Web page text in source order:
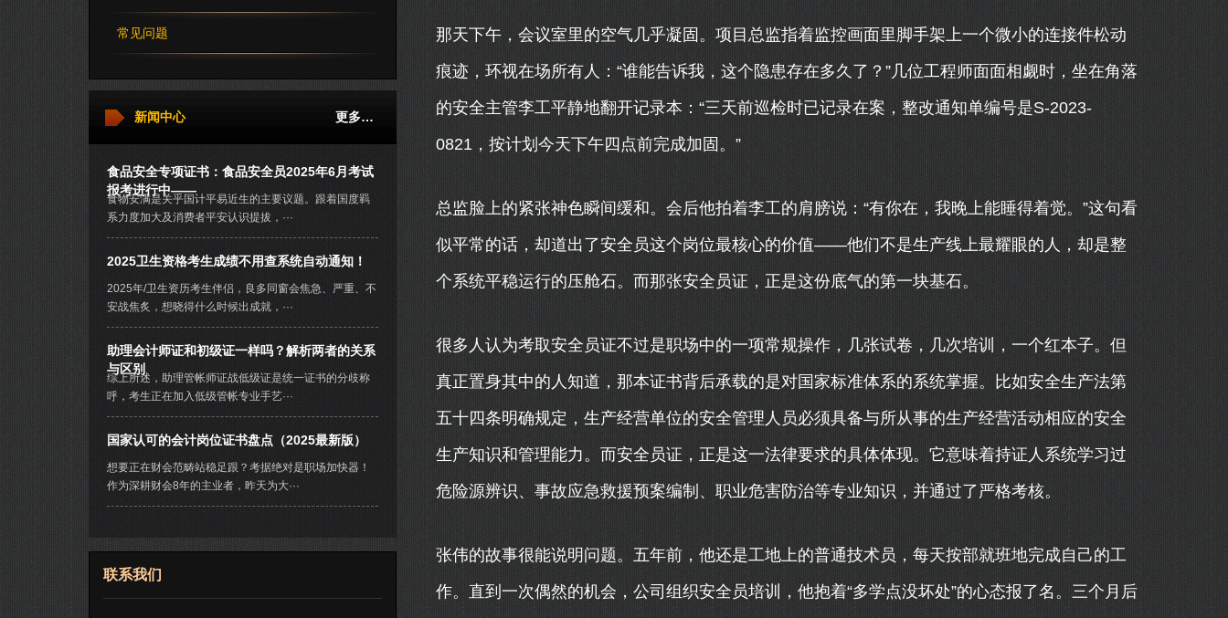
常见问题
更多…
新闻中心
食品安全专项证书：食品安全员2025年6月考试
报考进行中——
食物安满是关乎国计平易近生的主要议题。跟着国度羁
系力度加大及消费者平安认识提拔，···
2025卫生资格考生成绩不用查系统自动通知！
2025年/卫生资历考生伴侣，良多同窗会焦急、严重、不
安战焦炙，想晓得什么时候出成就，···
助理会计师证和初级证一样吗？解析两者的关系
与区别
综上所述，助理管帐师证战低级证是统一证书的分歧称
呼，考生正在加入低级管帐专业手艺···
国家认可的会计岗位证书盘点（2025最新版）
想要正在财会范畴站稳足跟？考据绝对是职场加快器！
作为深耕财会8年的主业者，昨天为大···
联系我们
那天下午，会议室里的空气几乎凝固。项目总监指着监控画面里脚手架上一个微小的连接件松动
痕迹，环视在场所有人：“谁能告诉我，这个隐患存在多久了？”几位工程师面面相觑时，坐在角落
的安全主管李工平静地翻开记录本：“三天前巡检时已记录在案，整改通知单编号是S-2023-
0821，按计划今天下午四点前完成加固。”
总监脸上的紧张神色瞬间缓和。会后他拍着李工的肩膀说：“有你在，我晚上能睡得着觉。”这句看
似平常的话，却道出了安全员这个岗位最核心的价值——他们不是生产线上最耀眼的人，却是整
个系统平稳运行的压舱石。而那张安全员证，正是这份底气的第一块基石。
很多人认为考取安全员证不过是职场中的一项常规操作，几张试卷，几次培训，一个红本子。但
真正置身其中的人知道，那本证书背后承载的是对国家标准体系的系统掌握。比如安全生产法第
五十四条明确规定，生产经营单位的安全管理人员必须具备与所从事的生产经营活动相应的安全
生产知识和管理能力。而安全员证，正是这一法律要求的具体体现。它意味着持证人系统学习过
危险源辨识、事故应急救援预案编制、职业危害防治等专业知识，并通过了严格考核。
张伟的故事很能说明问题。五年前，他还是工地上的普通技术员，每天按部就班地完成自己的工
作。直到一次偶然的机会，公司组织安全员培训，他抱着“多学点没坏处”的心态报了名。三个月后